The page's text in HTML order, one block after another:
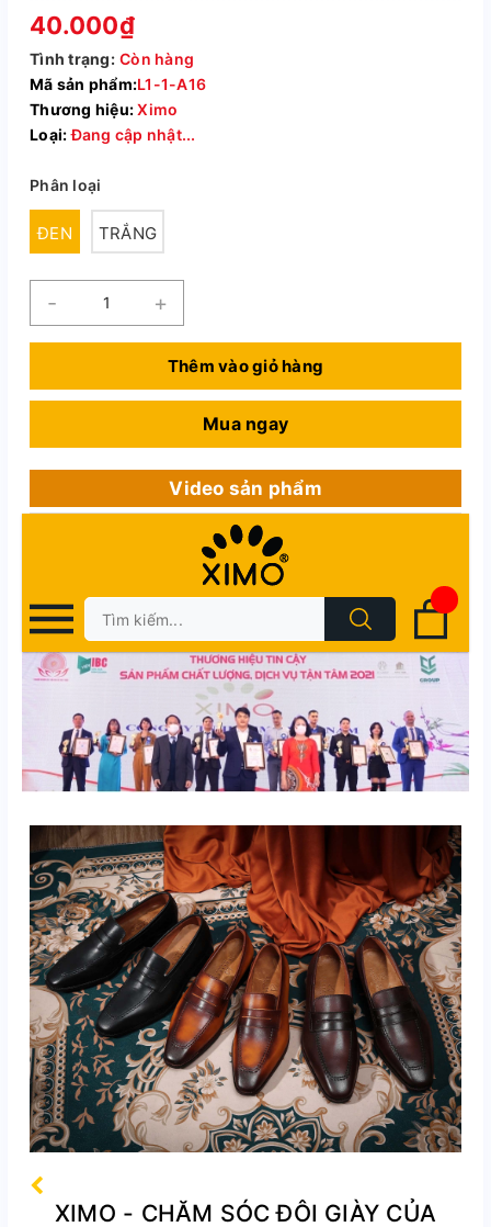
40.000₫
Tình trạng: Còn hàng
Mã sản phẩm:L1-1-A16
Thương hiệu:Ximo
Loại:Đang cập nhật...
Phân loại
ĐEN TRẮNG
- +
Thêm vào giỏ hàng
Mua ngay
Video sản phẩm
XIMO - CHĂM SÓC ĐÔI GIÀY CỦA